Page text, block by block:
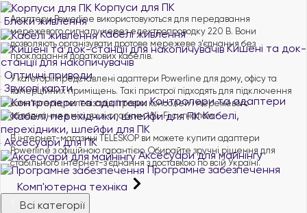
Корпуси для ПК
Блоки живлення
Кабелі живлення
Кишені та док-
станції для накопичувачів
Оптичні приводи
Звукові карти
Контролери та адаптери
Кабелі,
перехідники, шлейфи для ПК
Аксесуари для ПК
Аксесуари для майнінгу
Програмне забезпечення
Комп'ютерна техніка
Всі категорії
Адаптери Powerline використовуються для передавання
мережевого сигналу через електропроводку 220 В. Вони
дозволяють організувати дротове мережеве з’єднання без
прокладання додаткових кабелів.
У категорії представлені адаптери Powerline для дому, офісу та
комерційних приміщень. Такі пристрої підходять для підключення
комп’ютерів, телевізорів, ігрових консолей і мережевого
обладнання в місцях зі слабким Wi-Fi сигналом.
В інтернет-магазині TELESKOP ви можете купити адаптери
Powerline з офіційною гарантією. Обирайте зручні рішення для
стабільного інтернет-з’єднання з доставкою по всій Україні.